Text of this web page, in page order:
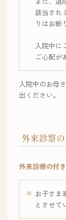
該当され
りはお断
入院中に
ご心配が
入院中のお母
出ください。
外来診察
外来診療の付
お子さま
とさせて